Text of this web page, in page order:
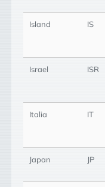
Island IS
Israel ISR
Italia IT
Japan JP